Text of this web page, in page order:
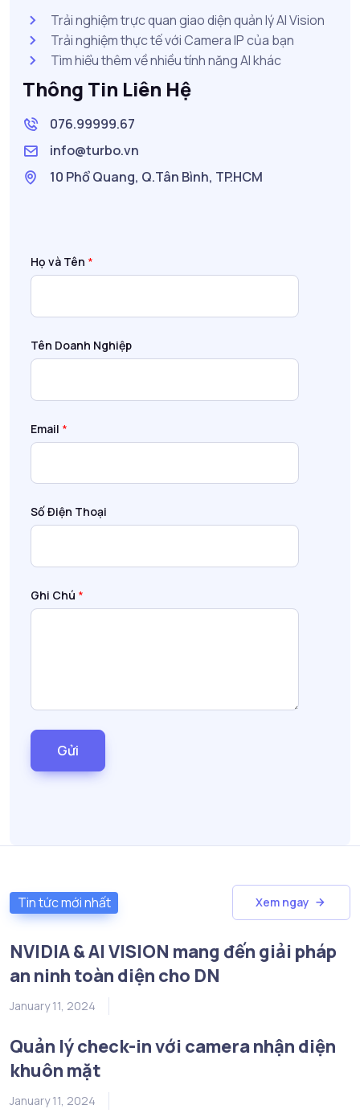
Trải nghiệm trực quan giao diện quản lý AI Vision
Trải nghiệm thực tế với Camera IP của bạn
Tìm hiểu thêm về nhiều tính năng AI khác
Thông Tin Liên Hệ
076.99999.67
info@turbo.vn
10 Phổ Quang, Q.Tân Bình, TP.HCM
Họ và Tên *
Tên Doanh Nghiệp
Email *
Số Điện Thoại
Ghi Chú *
Gửi
Tin tức mới nhất Xem ngay
NVIDIA & AI VISION mang đến giải pháp
an ninh toàn diện cho DN
January 11, 2024
Quản lý check-in với camera nhận diện
khuôn mặt
January 11, 2024